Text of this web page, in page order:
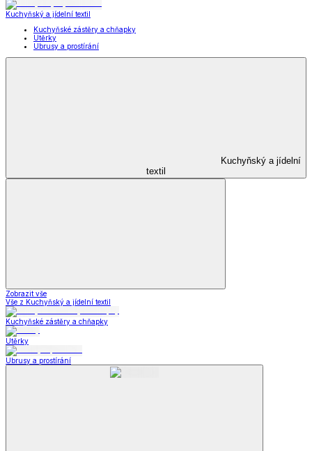
Kuchyňský a jídelní textil
Kuchyňské zástěry a chňapky
Utěrky
Ubrusy a prostírání
Kuchyňský a jídelní
textil
Zobrazit vše
Vše z Kuchyňský a jídelní textil
Kuchyňské zástěry a chňapky
Utěrky
Ubrusy a prostírání